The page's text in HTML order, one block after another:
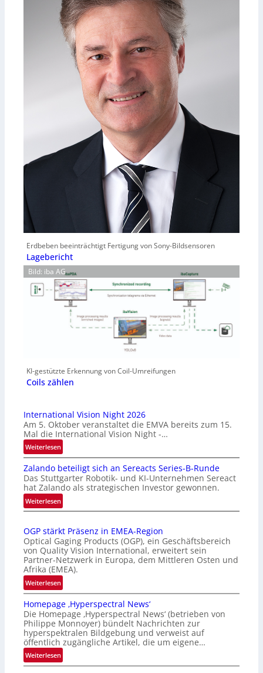
Erdbeben beeinträchtigt Fertigung von Sony-Bildsensoren
Lagebericht
Bild: iba AG
KI-gestützte Erkennung von Coil-Umreifungen
Coils zählen
International Vision Night 2026
Am 5. Oktober veranstaltet die EMVA bereits zum 15.
Mal die International Vision Night -…
Weiterlesen:
I
n
t
e
r
n
t
i
o
n
l
V
i
s
i
o
n
Zalando beteiligt sich an Sereacts Series-B-Runde
Das Stuttgarter Robotik- und KI-Unternehmen Sereact
hat Zalando als strategischen Investor gewonnen.
Weiterlesen:
Z
l
a
n
d
o
b
e
t
e
i
i
g
OGP stärkt Präsenz in EMEA-Region
Optical Gaging Products (OGP), ein Geschäftsbereich
von Quality Vision International, erweitert sein
Partner-Netzwerk in Europa, dem Mittleren Osten und
Afrika (EMEA).
Weiterlesen:
O
G
P
s
t
ä
r
Homepage ‚Hyperspectral News‘
Die Homepage ‚Hyperspectral News‘ (betrieben von
Philippe Monnoyer) bündelt Nachrichten zur
hyperspektralen Bildgebung und verweist auf
öffentlich zugängliche Artikel, die um eigene…
Weiterlesen:
H